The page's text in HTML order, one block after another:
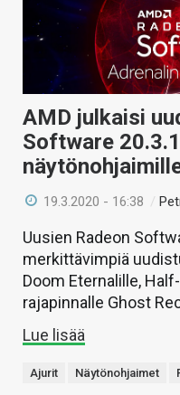
TIETOA
KAUPPA
VAIHDA TEEMA
AMD julkaisi
Software
19.3.2020 - 16:38 /
Uusien Radeon
merkittävimpiä
Doom Eternalille,
rajapinnalle Ghost
Lue lisää
Ajurit Näytönohjaimet